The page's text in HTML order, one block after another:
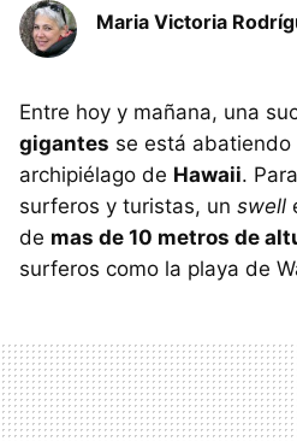
Maria Victoria
Entre hoy y mañana, una
gigantes se está
archipiélago de Hawaii.
surferos y turistas, un swell
de mas de 10 metros de
surferos como la playa de